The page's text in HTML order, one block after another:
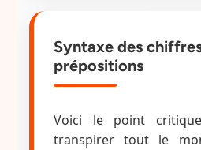
Syntaxe des
prépositions
Voici le point
transpirer tout le